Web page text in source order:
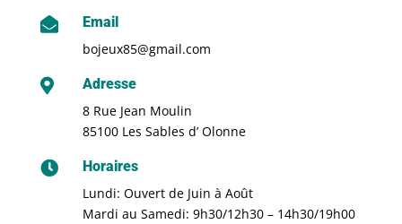

Email
bojeux85@gmail.com

Adresse
8 Rue Jean Moulin
85100 Les Sables d’ Olonne

Horaires
Lundi: Ouvert de Juin à Août
Mardi au Samedi: 9h30/12h30 – 14h30/19h00